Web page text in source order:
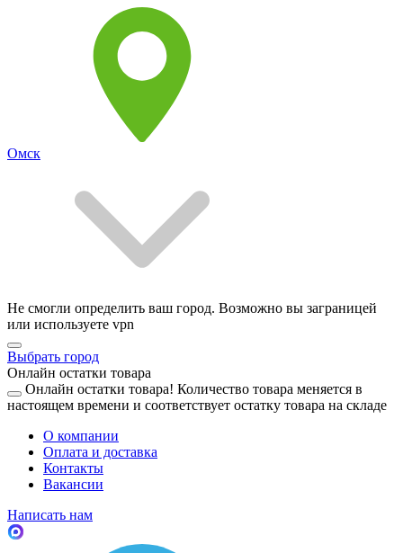
Омск
Не смогли определить ваш город. Возможно вы заграницей
или используете vpn
Выбрать город
Онлайн остатки товара
Онлайн остатки товара! Количество товара меняется в
настоящем времени и соответствует остатку товара на складе
О компании
Оплата и доставка
Контакты
Вакансии
Написать нам